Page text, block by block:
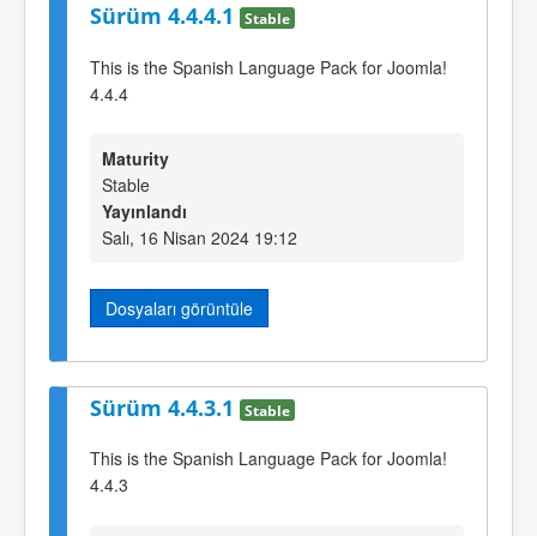
Sürüm 4.4.4.1 Stable
This is the Spanish Language Pack for Joomla!
4.4.4
Maturity
Stable
Yayınlandı
Salı, 16 Nisan 2024 19:12
Dosyaları görüntüle
Sürüm 4.4.3.1 Stable
This is the Spanish Language Pack for Joomla!
4.4.3